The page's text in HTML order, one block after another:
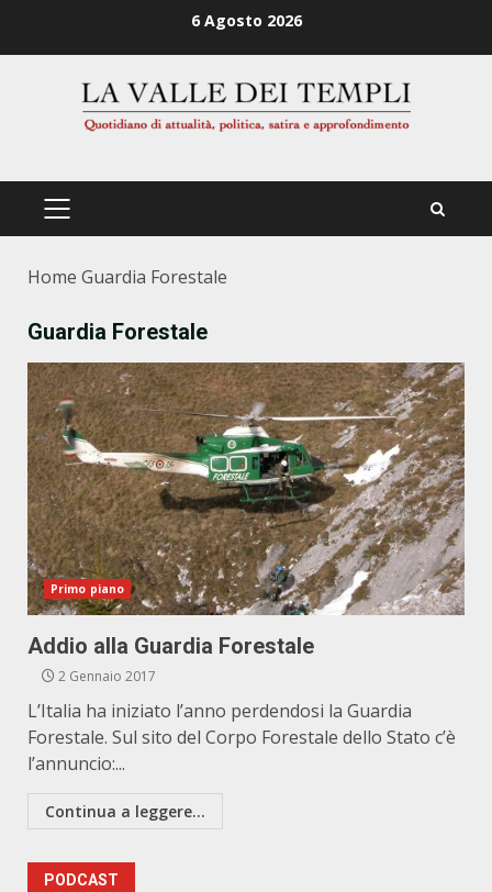
6 Agosto 2026
PRIMÄRES
Home Guardia Forestale
Guardia Forestale
Primo piano
Addio alla Guardia Forestale
2 Gennaio 2017
L’Italia ha iniziato l’anno perdendosi la Guardia
Forestale. Sul sito del Corpo Forestale dello Stato c’è
l’annuncio:...
Continua a leggere...
PODCAST